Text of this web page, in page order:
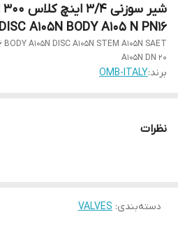
A105N BODY A105 N PN16
A105N DISC A105N STEM A105N SAET
A105N DN 20
برند:OMB-ITALY
نظرات
دسته‌بندی:
VALVES